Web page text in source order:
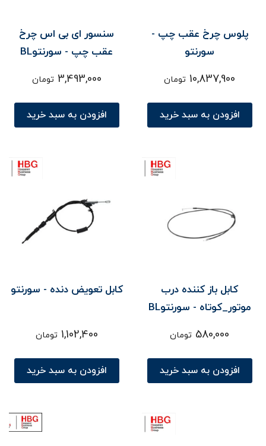
پلوس چرخ عقب چپ -
سورنتو
10,837,900 تومان
افزودن به سبد خرید
سنسور ای بی اس چرخ
عقب چپ - سورنتوBL
3,493,000 تومان
افزودن به سبد خرید
کابل باز کننده درب
موتور_کوتاه - سورنتوBL
580,000 تومان
افزودن به سبد خرید
کابل تعویض دنده - سورنتو
1,102,400 تومان
افزودن به سبد خرید